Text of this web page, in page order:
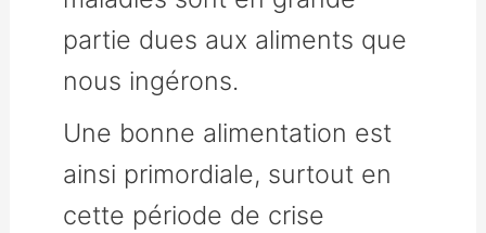
partie dues aux aliments que
nous ingérons.
Une bonne alimentation est
ainsi primordiale, surtout en
cette période de crise